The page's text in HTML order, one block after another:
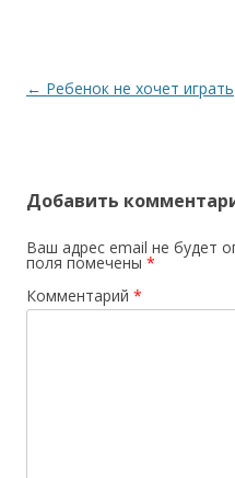
Навигация по записям
← Ребенок не хочет играть
Добавить
Ваш адрес email не будет
поля помечены *
Комментарий *